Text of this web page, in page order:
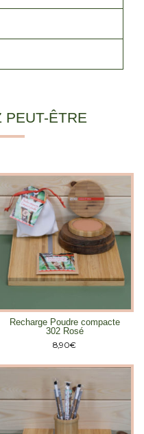
PEUT-ÊTRE
Recharge Poudre compacte
302 Rosé
8,90€